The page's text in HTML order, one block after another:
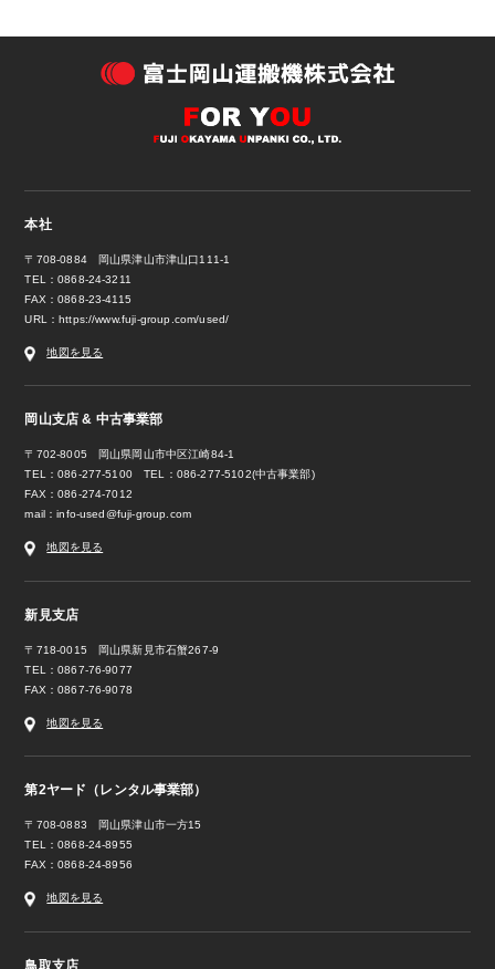
本社
〒708-0884 岡山県津山市津山口111-1
TEL：0868-24-3211
FAX：0868-23-4115
URL：https://www.fuji-group.com/used/
地図を見る
岡山支店 & 中古事業部
〒702-8005 岡山県岡山市中区江崎84-1
TEL：086-277-5100 TEL：086-277-5102(中古事業部)
FAX：086-274-7012
mail：info-used@fuji-group.com
地図を見る
新見支店
〒718-0015 岡山県新見市石蟹267-9
TEL：0867-76-9077
FAX：0867-76-9078
地図を見る
第2ヤード（レンタル事業部）
〒708-0883 岡山県津山市一方15
TEL：0868-24-8955
FAX：0868-24-8956
地図を見る
鳥取支店